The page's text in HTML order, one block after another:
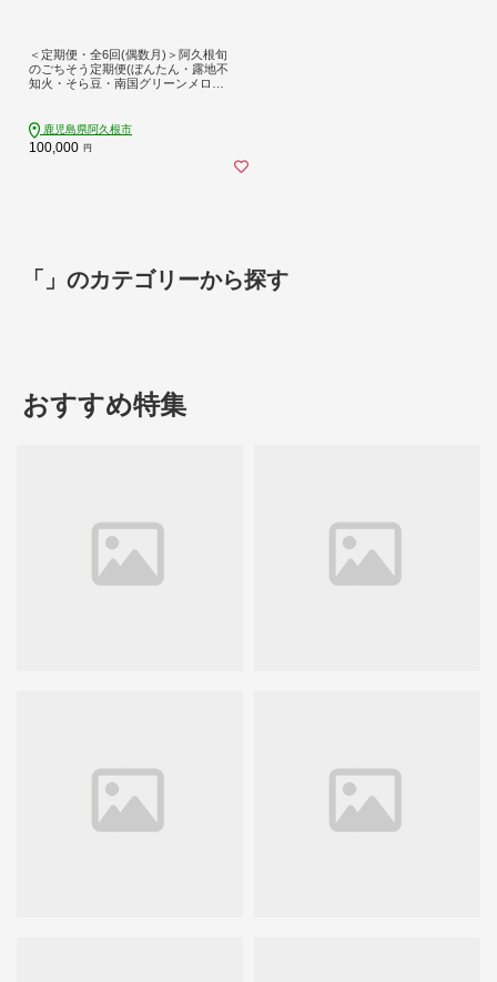
＜定期便・全6回(偶数月)＞阿久根旬
のごちそう定期便(ぼんたん・露地不
知火・そら豆・南国グリーンメロ
タン 文旦 そらまめ すいか えび エビ
季節 訳あり 【松永青果】akn053-50
鹿児島県阿久根市
100,000 円
「」のカテゴリーから探す
おすすめ特集